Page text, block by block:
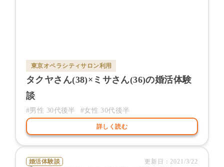
東京オペラシティサロン利用
タクヤさん(38)× ミサさん(36)の婚活体験
談
#男性 30代後半 #女性 30代後半
詳しく読む
婚活体験談 更新日：2021/3/22